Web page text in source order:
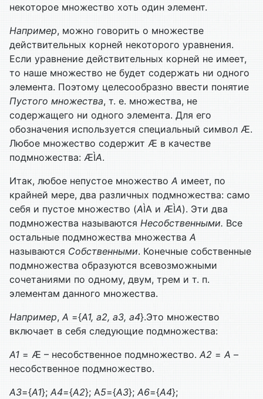
некоторое множество хоть один элемент.
Например, можно говорить о множестве
действительных корней некоторого уравнения.
Если уравнение действительных корней не имеет,
то наше множество не будет содержать ни одного
элемента. Поэтому целесообразно ввести понятие
Пустого множества, т. е. множества, не
содержащего ни одного элемента. Для его
обозначения используется специальный символ Æ.
Любое множество содержит Æ в качестве
подмножества: ÆÌА.
Итак, любое непустое множествоА имеет, по
крайней мере, два различных подмножества: само
себя и пустое множество (АÌА и ÆÌА). Эти два
подмножества называются Несобственными. Все
остальные подмножества множества А
называются Собственными. Конечные собственные
подмножества образуются всевозможными
сочетаниями по одному, двум, трем и т. п.
элементам данного множества.
Например,А ={А1, а2, а3, а4}.Это множество
включает в себя следующие подмножества:
А1 = Æ – несобственное подмножество.А2 =А –
несобственное подмножество.
А3={А1};А4={А2}; А5={А3}; А6={А4};